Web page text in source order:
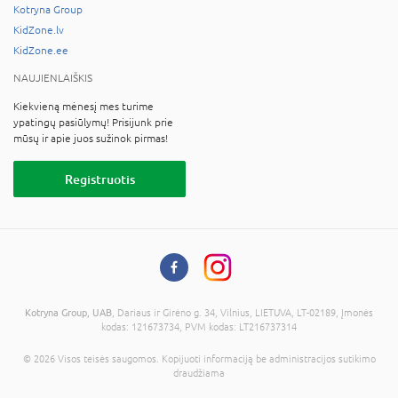
mažyliui!
Kotryna Group
KidZone.lv
KidZone.ee
NAUJIENLAIŠKIS
Kiekvieną mėnesį mes turime
ypatingų pasiūlymų! Prisijunk prie
mūsų ir apie juos sužinok pirmas!
Registruotis
Kotryna Group, UAB , Dariaus ir Girėno g. 34, Vilnius, LIETUVA, LT-02189, Įmonės
kodas: 121673734, PVM kodas: LT216737314
© 2026 Visos teisės saugomos. Kopijuoti informaciją be administracijos sutikimo
draudžiama